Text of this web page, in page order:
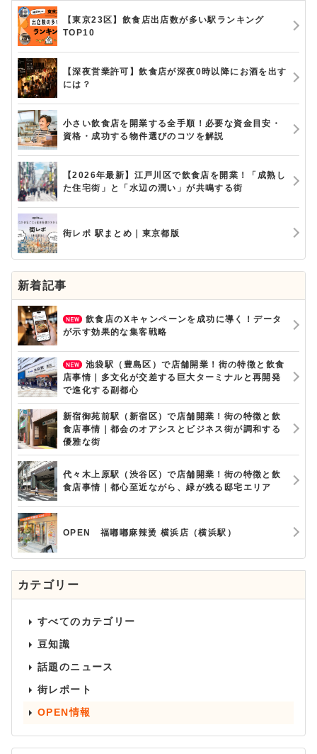
【東京23区】飲食店出店数が多い駅ランキング
TOP10
【深夜営業許可】飲食店が深夜0時以降にお酒を出す
には？
小さい飲食店を開業する全手順！必要な資金目安・
資格・成功する物件選びのコツを解説
【2026年最新】江戸川区で飲食店を開業！「成熟し
た住宅街」と「水辺の潤い」が共鳴する街
街レポ 駅まとめ｜東京都版
新着記事
飲食店のXキャンペーンを成功に導く！データ
が示す効果的な集客戦略
池袋駅（豊島区）で店舗開業！街の特徴と飲食
店事情｜多文化が交差する巨大ターミナルと再開発
で進化する副都心
新宿御苑前駅（新宿区）で店舗開業！街の特徴と飲
食店事情｜都会のオアシスとビジネス街が調和する
優雅な街
代々木上原駅（渋谷区）で店舗開業！街の特徴と飲
食店事情｜都心至近ながら、緑が残る邸宅エリア
OPEN 福嘟嘟麻辣烫 横浜店（横浜駅）
カテゴリー
すべてのカテゴリー
豆知識
話題のニュース
街レポート
OPEN情報